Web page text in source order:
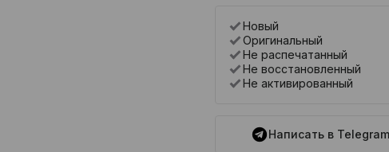
Новый
Оригинальный
Не распечатанный
Не восстановленный
Не активированный
Написать в Telegram